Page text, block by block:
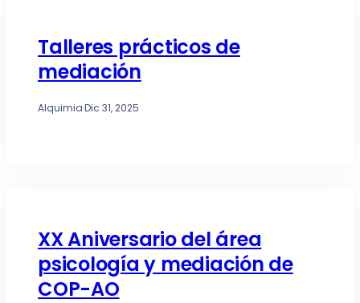
Talleres prácticos de
mediación
Alquimia·Dic 31, 2025
XX Aniversario del área
psicología y mediación de
COP-AO